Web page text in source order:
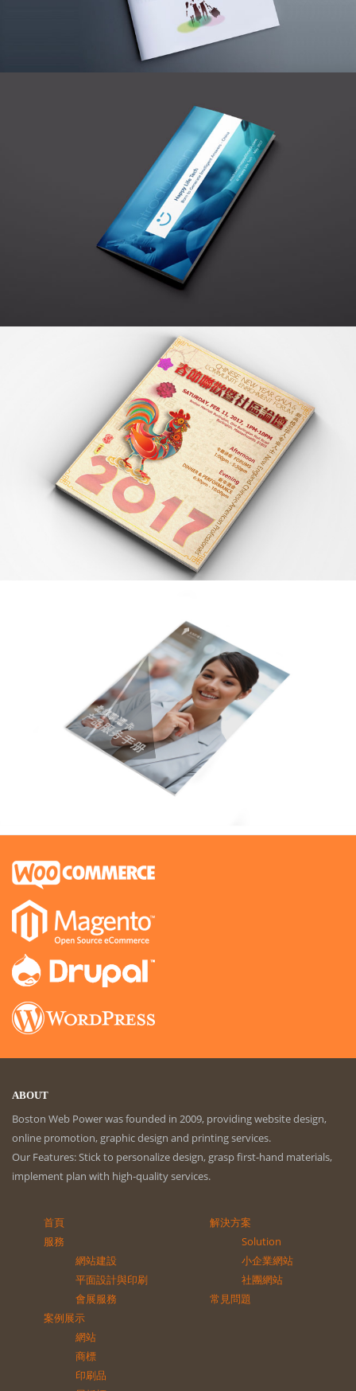
ABOUT
Boston Web Power was founded in 2009, providing website design,
online promotion, graphic design and printing services.
Our Features: Stick to personalize design, grasp first-hand materials,
implement plan with high-quality services.
首頁
服務
網站建設
平面設計與印刷
會展服務
案例展示
網站
商標
印刷品
解決方案
Solution
小企業網站
社團網站
常見問題